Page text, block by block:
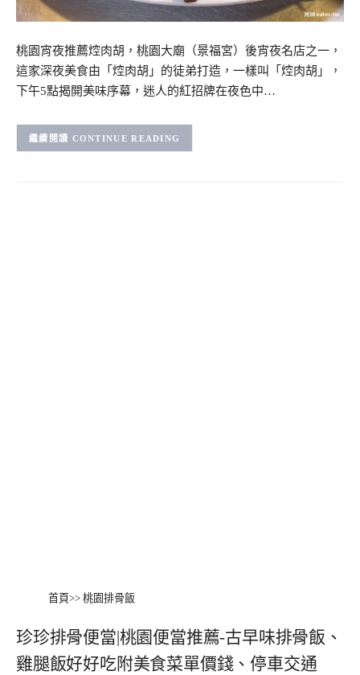
桃園宵夜推薦焢肉胡，桃園大廟（景福宮）後宵夜名店之一，
這家深夜美食由「焢肉胡」的徒弟打造，一樣叫「焢肉胡」，
下午5點揭開美味序幕，迷人的紅招牌在夜色中…
CONTINUE READING
首頁>> 桃園排骨飯
珍珍排骨便當|桃園便當推薦-古早味排骨飯、
雞腿飯好好吃附美食菜單價錢、停車交通